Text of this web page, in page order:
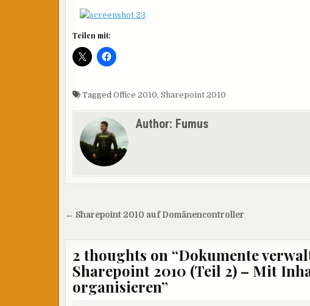
Teilen mit:
Tagged Office 2010, Sharepoint 2010
Author: Fumus
Beitragsnavigation
← Sharepoint 2010 auf Domänencontroller
2 thoughts on “Dokumente
Sharepoint 2010 (Teil 2) – Mit
organisieren”